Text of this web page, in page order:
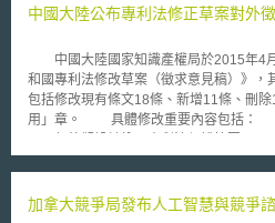
法制」，非另訂獨立規範，因此在實務中
須完成以下要求，以確保落實AI治理架構： （一）制度建置 1. AI 透明度聲
明：機關須在政策生效後 6 個月內發布「
法與現況。聲明中須說明機關風險管理流
管道，確保使用過程透明、可追蹤。 2. 人員指定與培訓： 機關須指定制度
問責人員（Accountable officials）以及
依員工職務權責提供個別員工進階訓練。 3. 建立內部AI使用案例註冊清單
使用案例負責人（Accountable use case
中國大陸公布專利法修正草案對外
中國大陸國家知識產權局於2015年4
和國專利法修改草案（徵求意見稿）》，
包括修改現有條文18條、新增11條、刪
用」章。 具體修改重要內容包括：
度。3、將外觀設計專利權之保護期限由
「專利權評價報告」作為侵權糾紛審理和
加拿大競爭局發布人工智慧與競爭